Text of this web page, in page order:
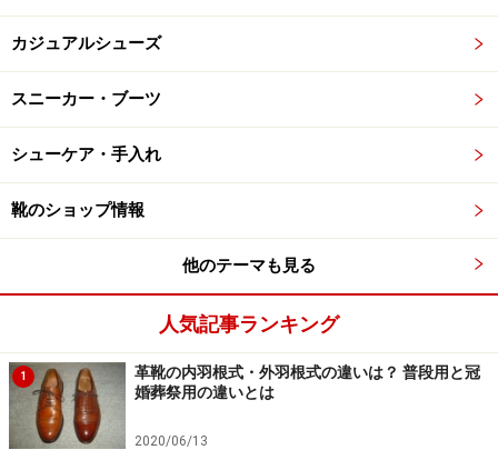
カジュアルシューズ
スニーカー・ブーツ
シューケア・手入れ
靴のショップ情報
他のテーマも見る
人気記事ランキング
1
革靴の内羽根式・外羽根式の違いは？ 普段用と冠
婚葬祭用の違いとは
2020/06/13